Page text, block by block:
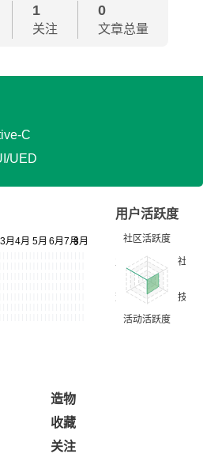
1
关注
0
文章总量
C
UED
用户活跃度
造物
收藏
关注